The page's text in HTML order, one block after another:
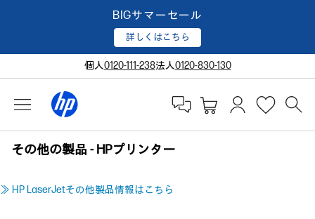
BIGサマーセール
詳しくはこちら
個人0120-111-238法人0120-830-130
その他の製品 - HPプリンター
≫ HP LaserJetその他製品情報はこちら